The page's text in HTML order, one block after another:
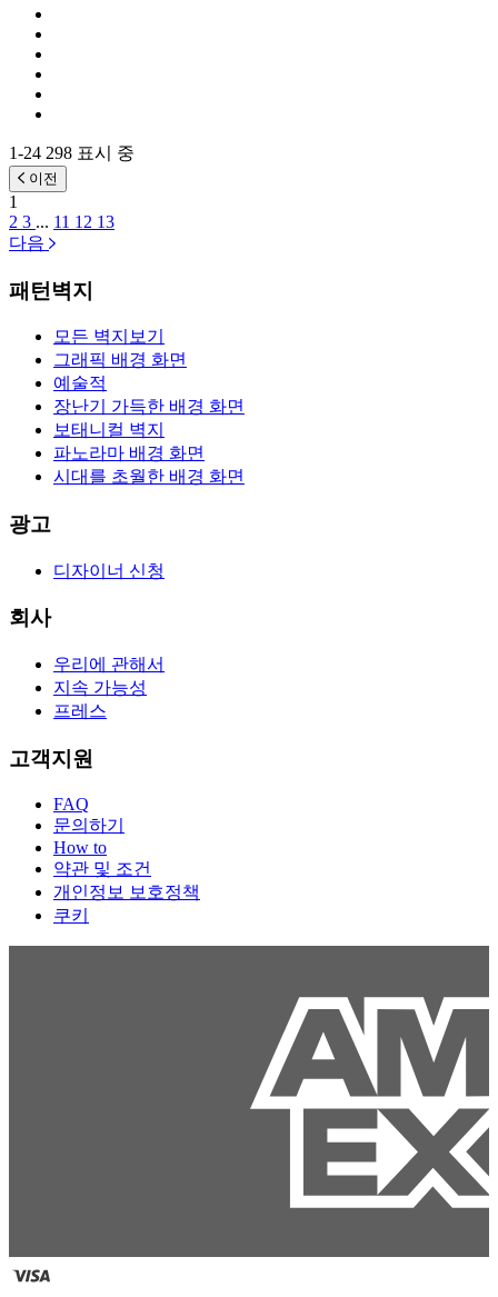
1-24 298 표시 중
이전
1
2 3 ... 11 12 13
다음
패턴벽지
모든 벽지보기
그래픽 배경 화면
예술적
장난기 가득한 배경 화면
보태니컬 벽지
파노라마 배경 화면
시대를 초월한 배경 화면
광고
디자이너 신청
회사
우리에 관해서
지속 가능성
프레스
고객지원
FAQ
문의하기
How to
약관 및 조건
개인정보 보호정책
쿠키